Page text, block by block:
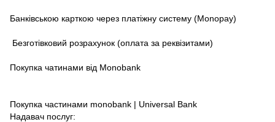
Банківською карткою через платіжну систему (Monopay)
Безготівковий розрахунок (оплата за реквізитами)
Покупка чатинами від Monobank
Покупка частинами monobank | Universal Bank
Надавач послуг: